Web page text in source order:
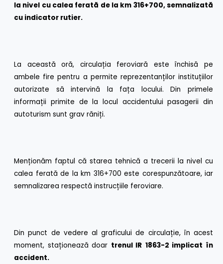
la nivel cu calea ferată de la km 316+700, semnalizată
cu indicator rutier.
La această oră, circulația feroviară este închisă pe
ambele fire pentru a permite reprezentanților instituțiilor
autorizate să intervină la fața locului. Din primele
informații primite de la locul accidentului pasagerii din
autoturism sunt grav răniți.
Menționăm faptul că starea tehnică a trecerii la nivel cu
calea ferată de la km 316+700 este corespunzătoare, iar
semnalizarea respectă instrucțiile feroviare.
Din punct de vedere al graficului de circulație, în acest
moment, staționează doar trenul IR 1863-2 implicat în
accident.